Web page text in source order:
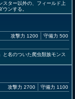
スター以外の、フィールド上
ンする。
攻撃力 1200 守備力 500
と名のついた爬虫類族モンス
攻撃力 2700 守備力 1100